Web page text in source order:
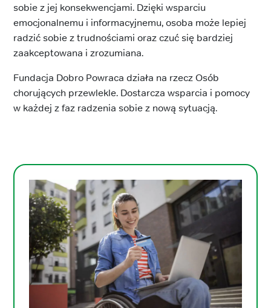
sobie z jej konsekwencjami. Dzięki wsparciu
emocjonalnemu i informacyjnemu, osoba może lepiej
radzić sobie z trudnościami oraz czuć się bardziej
zaakceptowana i zrozumiana.
Fundacja Dobro Powraca działa na rzecz Osób
chorujących przewlekle. Dostarcza wsparcia i pomocy
w każdej z faz radzenia sobie z nową sytuacją.